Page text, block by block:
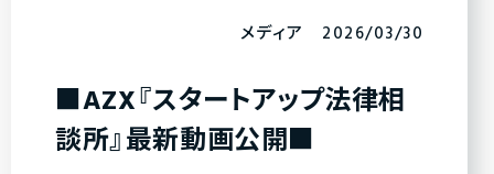
メディア 2026/03/30
■AZX『スタートアップ法律相
談所』最新動画公開■